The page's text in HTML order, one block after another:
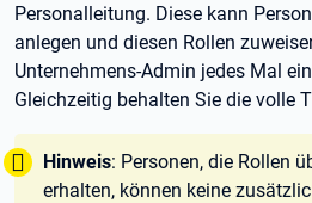
Personalleitung. Diese kann
anlegen und diesen Rollen
Unternehmens-Admin jedes Mal
Gleichzeitig behalten Sie die volle
Tipp:
Hinweis: Personen, die Rollen
erhalten, können keine